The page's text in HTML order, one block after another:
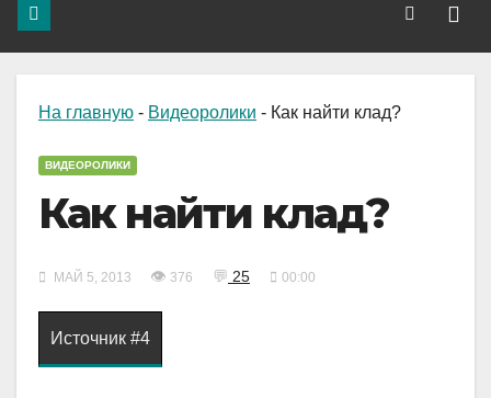
На главную - Видеоролики - Как найти клад?
ВИДЕОРОЛИКИ
Как найти клад?
МАЙ 5, 2013 👁 376 💬 25 00:00
Источник #4